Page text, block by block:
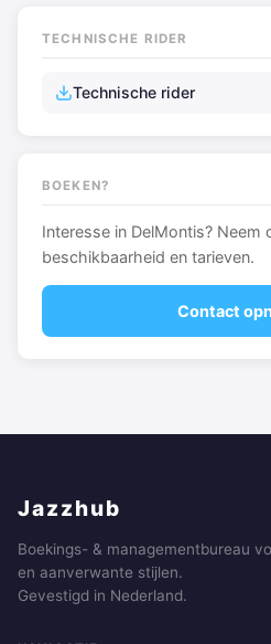
TECHNISCHE RIDER
Technische rider
BOEKEN?
Interesse in DelMontis?
beschikbaarheid en tarieven.
Contact
Jazzhub
Boekings- & managementbureau
en aanverwante stijlen.
Gevestigd in Nederland.